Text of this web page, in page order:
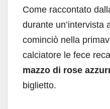
Come raccontato
durante un’intervista
cominciò nella
calciatore le fece
mazzo di rose
biglietto.